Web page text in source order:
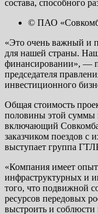
состава, способного
© ПАО
«Это очень важный и
для нашей страны.
финансировании», —
председателя
инвестиционного
Общая стоимость
половины этой суммы
включающий
заказчиком поездов с
выступает группа
«Компания имеет
инфраструктурных и
того, что подвижной
ресурсов передовых
выстроить и соблюсти